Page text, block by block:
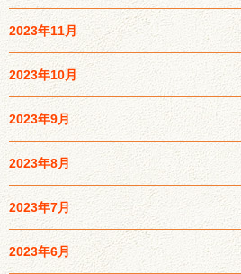
2023年11月
2023年10月
2023年9月
2023年8月
2023年7月
2023年6月